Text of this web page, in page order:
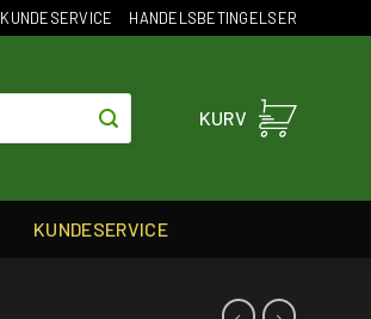
KUNDESERVICE HANDELSBETINGELSER
KURV
KUNDESERVICE